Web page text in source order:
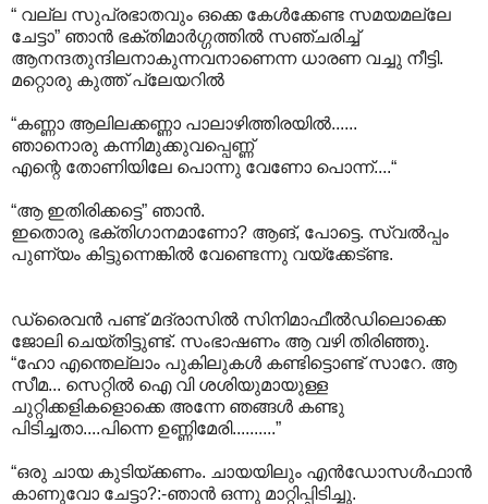
“ വല്ല സുപ്രഭാതവും ഒക്കെ കേൾക്കേണ്ട സമയമല്ലേ
ചേട്ടാ” ഞാൻ ഭക്തിമാർഗ്ഗത്തിൽ സഞ്ചരിച്ച്
ആനന്ദതുന്ദിലനാകുന്നവനാണെന്ന ധാരണ വച്ചു നീട്ടി.
മറ്റൊരു കുത്ത് പ്ലേയറിൽ
“കണ്ണാ ആലിലക്കണ്ണാ പാലാഴിത്തിരയിൽ......
ഞാനൊരു കന്നിമുക്കുവപ്പെണ്ണ്
എന്റെ തോണിയിലേ പൊന്നു വേണോ പൊന്ന്....“
“ആ ഇതിരിക്കട്ടെ” ഞാൻ.
ഇതൊരു ഭക്തിഗാനമാണോ? ആങ്, പോട്ടെ. സ്വൽ‌പ്പം
പുണ്യം കിട്ടുന്നെങ്കിൽ വേണ്ടെന്നു വയ്ക്കേട്ണ്ട.
ഡ്രൈവൻ പണ്ട് മദ്രാസിൽ സിനിമാഫീൽഡിലൊക്കെ
ജോലി ചെയ്തിട്ടുണ്ട്. സംഭാഷണം ആ വഴി തിരിഞ്ഞു.
“ഹോ എന്തെല്ലാം പുകിലുകൾ കണ്ടിട്ടൊണ്ട് സാറേ. ആ
സീമ... സെറ്റിൽ ഐ വി ശശിയുമായുള്ള
ചുറ്റിക്കളികളൊക്കെ അന്നേ ഞങ്ങൾ കണ്ടു
പിടിച്ചതാ....പിന്നെ ഉണ്ണിമേരി..........”
“ഒരു ചായ കുടിയ്ക്കണം. ചായയിലും എൻഡോസൾഫാൻ
കാണുവോ ചേട്ടാ?:-ഞാൻ ഒന്നു മാറ്റിപ്പിടിച്ചു.